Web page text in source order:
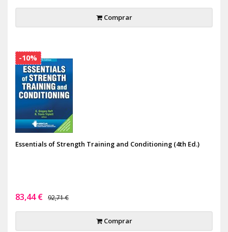
Comprar
Essentials of Strength Training and Conditioning (4th Ed.)
83,44 € 92,71 €
Comprar
-10%